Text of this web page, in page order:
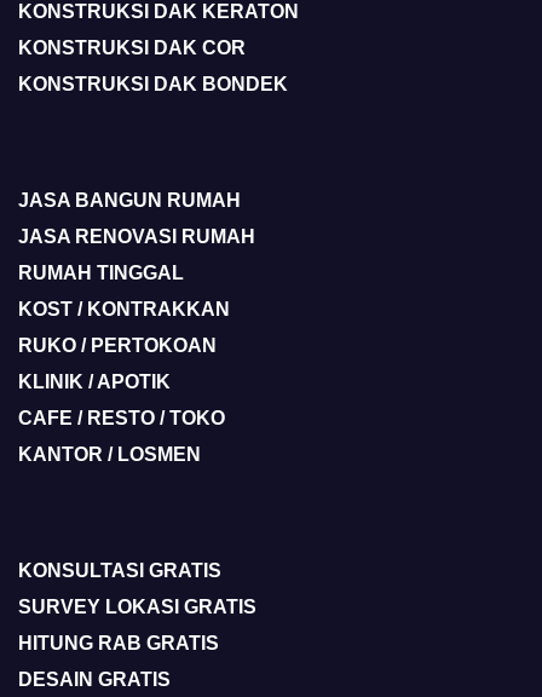
KONSTRUKSI DAK KERATON
KONSTRUKSI DAK COR
KONSTRUKSI DAK BONDEK
JASA BANGUN RUMAH
JASA RENOVASI RUMAH
RUMAH TINGGAL
KOST / KONTRAKKAN
RUKO / PERTOKOAN
KLINIK / APOTIK
CAFE / RESTO / TOKO
KANTOR / LOSMEN
KONSULTASI GRATIS
SURVEY LOKASI GRATIS
HITUNG RAB GRATIS
DESAIN GRATIS